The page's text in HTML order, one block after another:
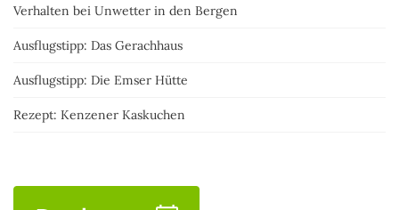
Verhalten bei Unwetter in den Bergen
Ausflugstipp: Das Gerachhaus
Ausflugstipp: Die Emser Hütte
Rezept: Kenzener Kaskuchen